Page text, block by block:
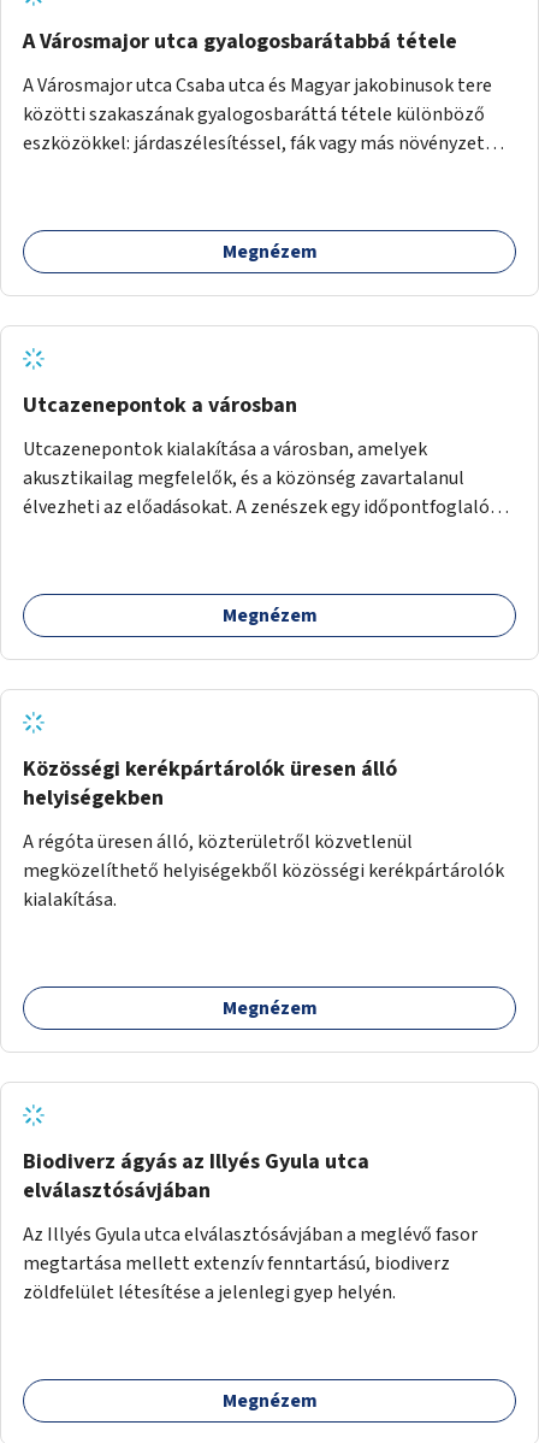
A Városmajor utca gyalogosbarátabbá tétele
A Városmajor utca Csaba utca és Magyar jakobinusok tere
közötti szakaszának gyalogosbaráttá tétele különböző
eszközökkel: járdaszélesítéssel, fák vagy más növényzet
Megnézem
Utcazenepontok a városban
Utcazenepontok kialakítása a városban, amelyek
akusztikailag megfelelők, és a közönség zavartalanul
élvezheti az előadásokat. A zenészek egy időpontfoglalón
Megnézem
Közösségi kerékpártárolók üresen álló
helyiségekben
A régóta üresen álló, közterületről közvetlenül
megközelíthető helyiségekből közösségi kerékpártárolók
kialakítása.
Megnézem
Biodiverz ágyás az Illyés Gyula utca
elválasztósávjában
Az Illyés Gyula utca elválasztósávjában a meglévő fasor
megtartása mellett extenzív fenntartású, biodiverz
zöldfelület létesítése a jelenlegi gyep helyén.
Megnézem